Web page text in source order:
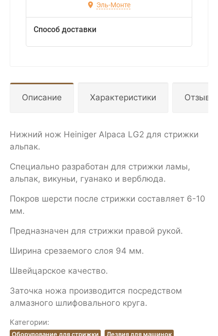
Эль-Монте
Способ доставки
Описание Характеристики
Нижний нож Heiniger Alpaca LG2 для стрижки
альпак.
Специально разработан для стрижки ламы,
альпак, викуньи, гуанако и верблюда.
Покров шерсти после стрижки составляет 6-10
мм.
Предназначен для стрижки правой рукой.
Ширина срезаемого слоя 94 мм.
Швейцарское качество.
Заточка ножа производится посредством
алмазного шлифовального круга.
Категории:
Оборудование для стрижки Лезвия для машинок